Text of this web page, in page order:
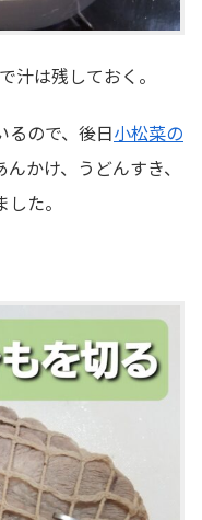
汁は残しておく。
るので、後日小松菜の
かけ、うどんすき、
た。